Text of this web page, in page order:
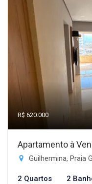
R$ 620.000
Apartamento à
Guilhermina, Praia
2 Quartos 2